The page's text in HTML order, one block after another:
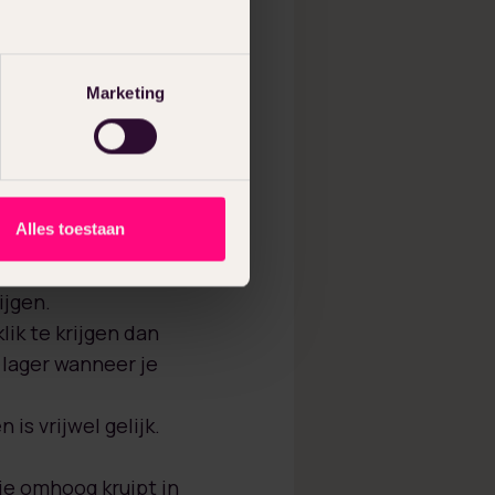
Marketing
Alles toestaan
Google
zijn. De 10
een gemiddelde
deel van de
te krijgen dan
wanneer je
is vrijwel gelijk.
omhoog kruipt in